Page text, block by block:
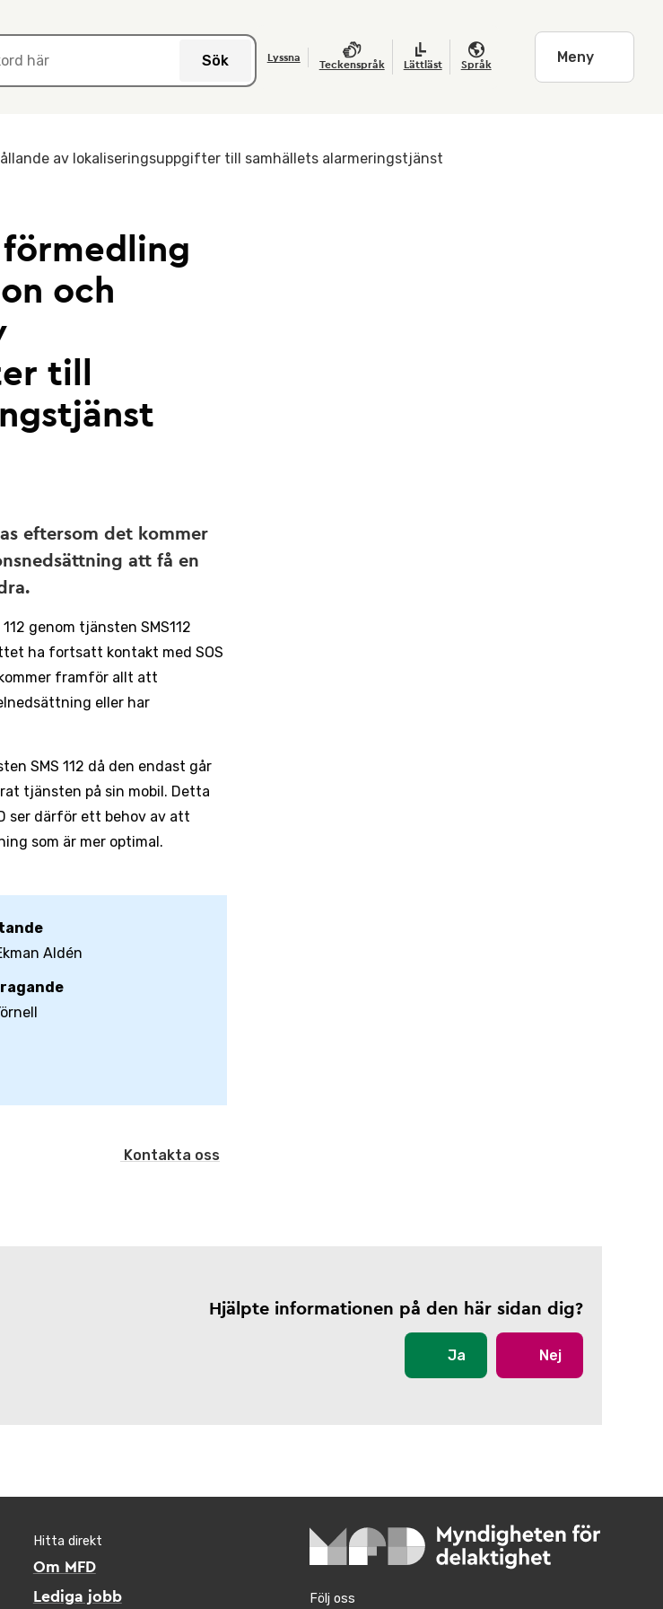
Sök Lyssna
Teckenspråk Lättläst Språk Meny
av lokaliseringsuppgifter till samhällets alarmeringstjänst
förmedling
och
till
eftersom det kommer
att få en
genom tjänsten SMS112
ha fortsatt kontakt med SOS
framför allt att
eller har
SMS 112 då den endast går
tjänsten på sin mobil. Detta
ser därför ett behov av att
som är mer optimal.
Aldén
Kontakta oss
Hjälpte informationen på den här sidan dig?
Ja Nej
Hitta direkt
Om MFD
Lediga jobb
Följ oss